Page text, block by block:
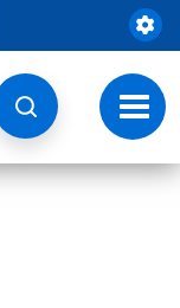
Botón
de